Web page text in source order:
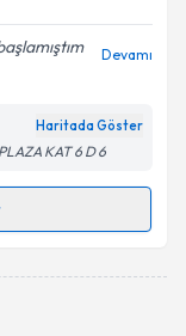
Devamı
Haritada Göster
KAT 6 D 6
almanız